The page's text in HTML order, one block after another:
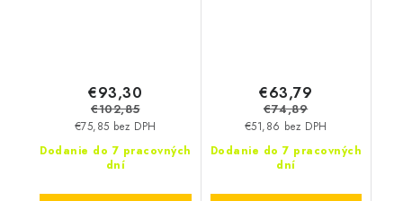
Dodanie do 7 pracovných
dní
€75,85 bez DPH
€93,30
€102,85
Dodanie do 7 pracovných
dní
€51,86 bez DPH
€63,79
€74,89